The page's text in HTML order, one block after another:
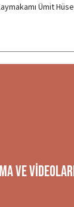
Ümit
ve